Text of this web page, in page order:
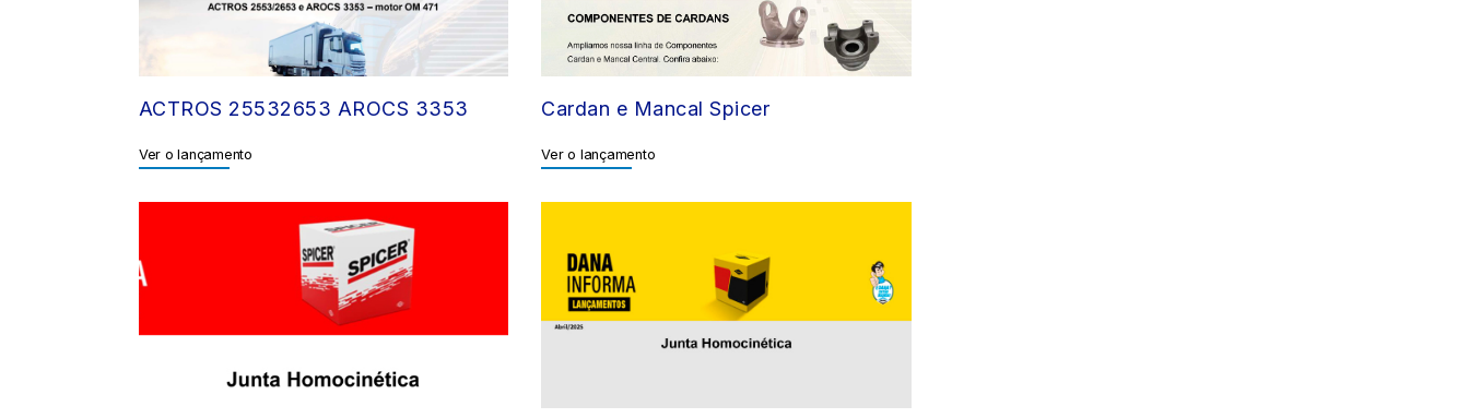
ACTROS 25532653 AROCS 3353
Ver o lançamento
Cardan e Mancal Spicer
Ver o lançamento